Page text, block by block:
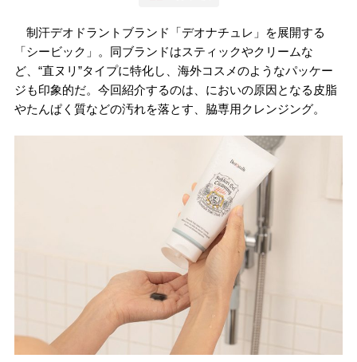
制汗デオドラントブランド「デオナチュレ」を展開する
「シービック」。同ブランドはスティックやクリームな
ど、“直ヌリ”タイプに特化し、海外コスメのようなパッケー
ジも印象的だ。今回紹介するのは、においの原因となる皮脂
やたんぱく質などの汚れを落とす、脇専用クレンジング。